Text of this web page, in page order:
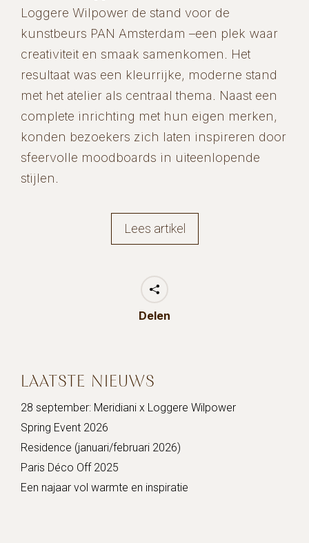
Loggere Wilpower de stand voor de
kunstbeurs PAN Amsterdam –een plek waar
creativiteit en smaak samenkomen. Het
resultaat was een kleurrijke, moderne stand
met het atelier als centraal thema. Naast een
complete inrichting met hun eigen merken,
konden bezoekers zich laten inspireren door
sfeervolle moodboards in uiteenlopende
stijlen.
Lees artikel
Delen
LAATSTE NIEUWS
28 september: Meridiani x Loggere Wilpower
Spring Event 2026
Residence (januari/februari 2026)
Paris Déco Off 2025
Een najaar vol warmte en inspiratie